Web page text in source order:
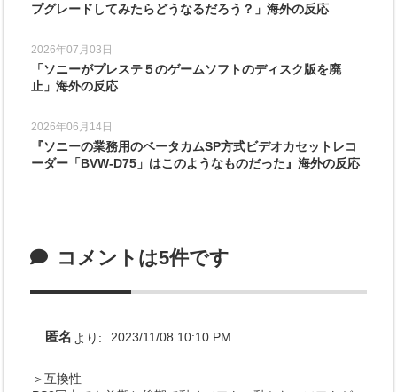
プグレードしてみたらどうなるだろう？」海外の反応
2026年07月03日
「ソニーがプレステ５のゲームソフトのディスク版を廃
止」海外の反応
2026年06月14日
『ソニーの業務用のベータカムSP方式ビデオカセットレコ
ーダー「BVW-D75」はこのようなものだった』海外の反応
コメントは5件です
匿名 より: 2023/11/08 10:10 PM
＞互換性